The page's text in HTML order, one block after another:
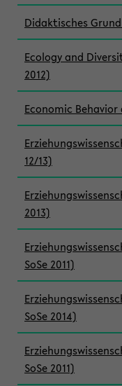
Didaktisches
Ecology and
2012)
Economic
12/13)
2013)
SoSe 2011)
SoSe 2014)
SoSe 2011)